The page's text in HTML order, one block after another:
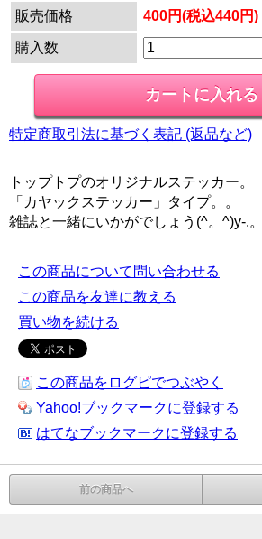
販売価格 400円(税込440円)
購入数
特定商取引法に基づく表記 (返品など)
トップトプのオリジナルステッカー。
「カヤックステッカー」タイプ。。
雑誌と一緒にいかがでしょう(^。^)y-.
この商品について問い合わせる
この商品を友達に教える
買い物を続ける
この商品をログピでつぶやく
Yahoo!ブックマークに登録する
はてなブックマークに登録する
前の商品へ